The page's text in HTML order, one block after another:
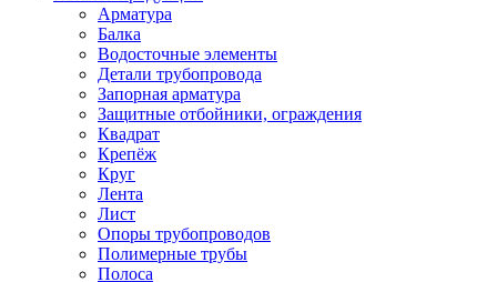
Арматура
Балка
Водосточные элементы
Детали трубопровода
Запорная арматура
Защитные отбойники, ограждения
Квадрат
Крепёж
Круг
Лента
Лист
Опоры трубопроводов
Полимерные трубы
Полоса